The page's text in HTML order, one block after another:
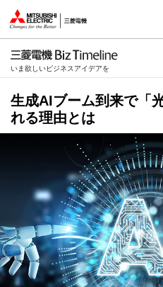
いま欲しいビジネスアイデアを
生成AIブーム到来で「
れる理由とは